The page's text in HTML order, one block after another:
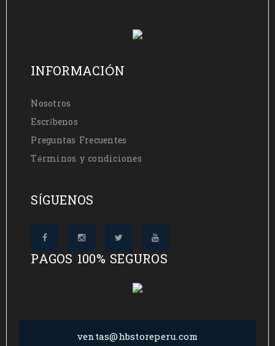
INFORMACIÓN
Nosotros
Escríbenos
Preguntas Frecuentes
Términos y condiciones
SÍGUENOS
PAGOS 100% SEGUROS
ventas@hbstoreperu.com